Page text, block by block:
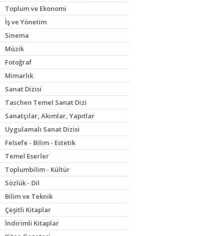
Toplum ve Ekonomi
İş ve Yönetim
Sinema
Müzik
Fotoğraf
Mimarlık
Sanat Dizisi
Taschen Temel Sanat Dizi
Sanatçılar, Akımlar, Yapıtlar
Uygulamalı Sanat Dizisi
Felsefe - Bilim - Estetik
Temel Eserler
Toplumbilim - Kültür
Sözlük - Dil
Bilim ve Teknik
Çeşitli Kitaplar
İndirimli Kitaplar